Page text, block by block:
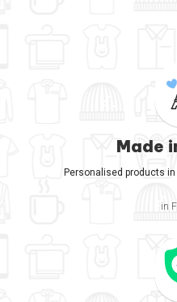
Made
Personalised products
in